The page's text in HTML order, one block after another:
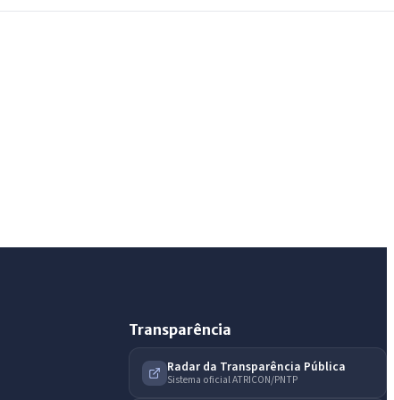
Transparência
Radar da Transparência Pública
Sistema oficial ATRICON/PNTP